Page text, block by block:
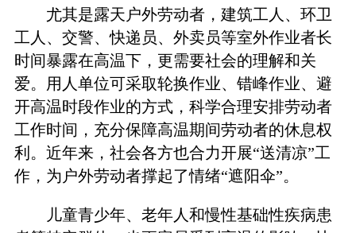
尤其是露天户外劳动者，建筑工人、环卫
工人、交警、快递员、外卖员等室外作业者长
时间暴露在高温下，更需要社会的理解和关
爱。用人单位可采取轮换作业、错峰作业、避
开高温时段作业的方式，科学合理安排劳动者
工作时间，充分保障高温期间劳动者的休息权
利。近年来，社会各方也合力开展“送清凉”工
作，为户外劳动者撑起了情绪“遮阳伞”。
儿童青少年、老年人和慢性基础性疾病患